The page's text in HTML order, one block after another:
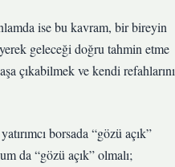
ise bu kavram, bir bireyin
geleceği doğru tahmin etme
çıkabilmek ve kendi refahlarını
borsada “gözü açık”
da “gözü açık” olmalı;